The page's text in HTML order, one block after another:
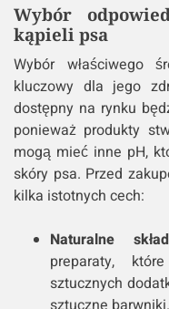
Wybór
kąpieli psa
Wybór właściwego
kluczowy dla jego
dostępny na rynku
ponieważ produkty
mogą mieć inne pH,
skóry psa. Przed
kilka istotnych cech:
Naturalne
preparaty,
sztucznych